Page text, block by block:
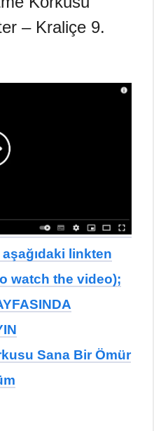
– Kraliçe 9.
aşağıdaki linkten
watch the video);
Sana Bir Ömür